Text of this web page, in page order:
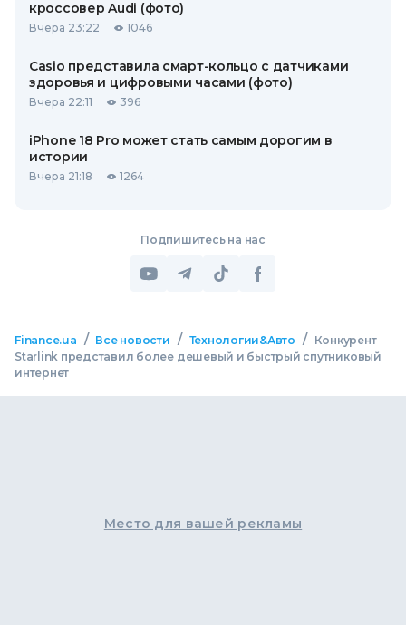
кроссовер Audi (фото)
Вчера 23:22 1046
Casio представила смарт-кольцо с датчиками
здоровья и цифровыми часами (фото)
Вчера 22:11 396
iPhone 18 Pro может стать самым дорогим в
истории
Вчера 21:18 1264
Подпишитесь на нас
Finance.ua / Все новости / Технологии&Авто /
Конкурент
Starlink представил более дешевый и быстрый спутниковый
интернет
Место для вашей рекламы